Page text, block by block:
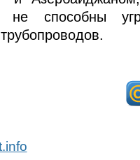
способны